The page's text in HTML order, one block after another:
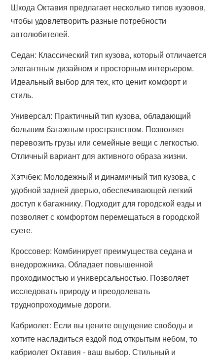
Шкода Октавия предлагает несколько типов кузовов,
чтобы удовлетворить разные потребности
автолюбителей.
Седан: Классический тип кузова, который отличается
элегантным дизайном и просторным интерьером.
Идеальный выбор для тех, кто ценит комфорт и
стиль.
Универсал: Практичный тип кузова, обладающий
большим багажным пространством. Позволяет
перевозить грузы или семейные вещи с легкостью.
Отличный вариант для активного образа жизни.
Хэтчбек: Молодежный и динамичный тип кузова, с
удобной задней дверью, обеспечивающей легкий
доступ к багажнику. Подходит для городской езды и
позволяет с комфортом перемещаться в городской
суете.
Кроссовер: Комбинирует преимущества седана и
внедорожника. Обладает повышенной
проходимостью и универсальностью. Позволяет
исследовать природу и преодолевать
труднопроходимые дороги.
Кабриолет: Если вы цените ощущение свободы и
хотите насладиться ездой под открытым небом, то
кабриолет Октавия - ваш выбор. Стильный и